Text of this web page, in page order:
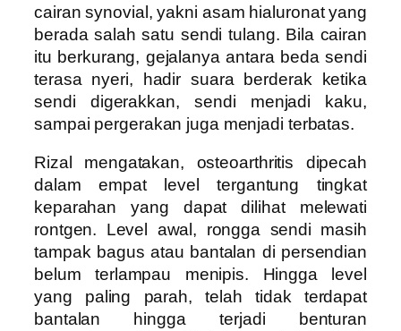
cairan synovial, yakni asam hialuronat yang
berada salah satu sendi tulang. Bila cairan
itu berkurang, gejalanya antara beda sendi
terasa nyeri, hadir suara berderak ketika
sendi digerakkan, sendi menjadi kaku,
sampai pergerakan juga menjadi terbatas.
Rizal mengatakan, osteoarthritis dipecah
dalam empat level tergantung tingkat
keparahan yang dapat dilihat melewati
rontgen. Level awal, rongga sendi masih
tampak bagus atau bantalan di persendian
belum terlampau menipis. Hingga level
yang paling parah, telah tidak terdapat
bantalan hingga terjadi benturan